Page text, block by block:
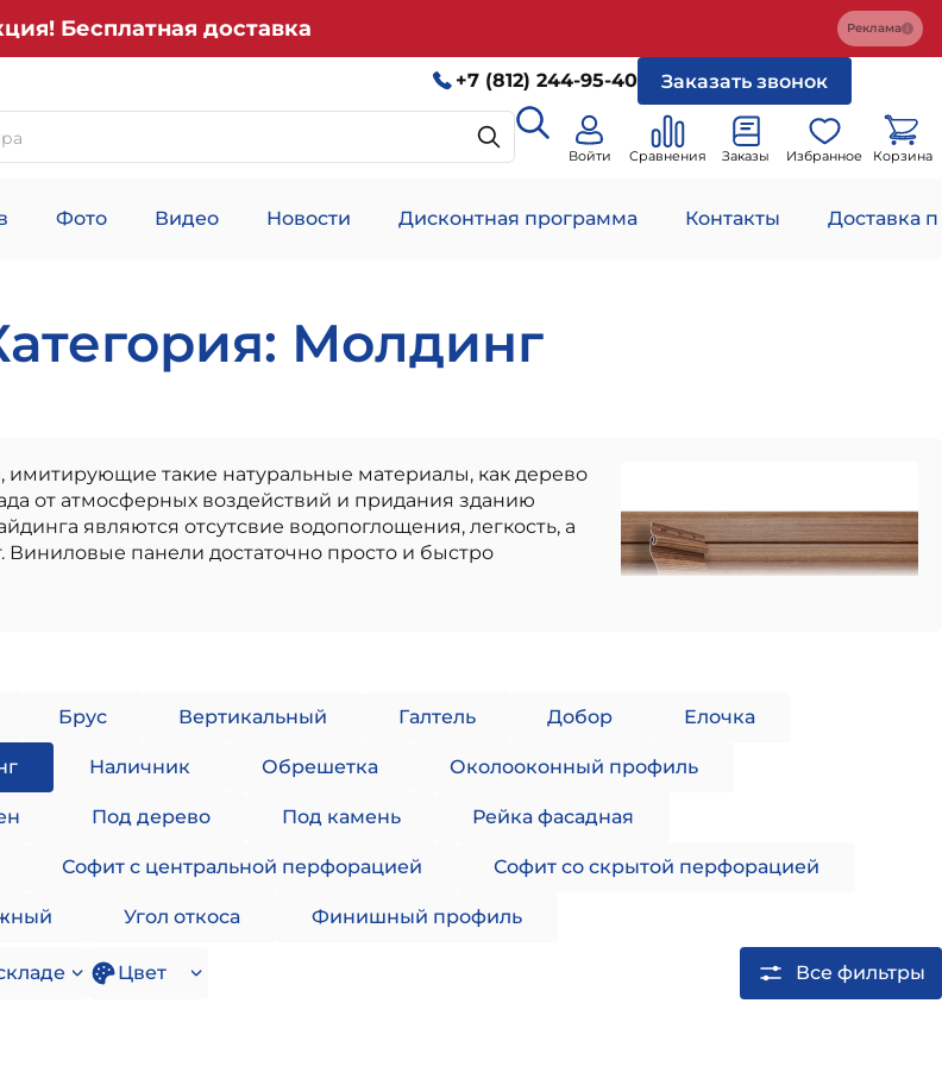
Бесплатная доставка Реклама
+7 (812) 244-95-40 Заказать звонок
Войти Сравнения Заказы Избранное Корзина
Фото Видео Новости Дисконтная программа Контакты Доставка
Молдинг
имитирующие такие натуральные материалы, как дерево
от атмосферных воздействий и придания зданию
являются отсутсвие водопоглощения, легкость, а
Виниловые панели достаточно просто и быстро
лучей, что обеспечивает сохранность
от значительных перепадов температуры.
пространства.
загрязнений под панели.
вентиляцию.
дома и характеризуется наибольшей толщиной. Обычно подобный сайдинг
цветах. Также панели могут быть абсолютно гладкими или иметь тиснения и
Брус Вертикальный Галтель Добор Елочка
Наличник Обрешетка Околооконный профиль
Под дерево Под камень Рейка фасадная
Софит с центральной перфорацией Софит со скрытой перфорацией
Угол откоса Финишный профиль
Цвет Все фильтры